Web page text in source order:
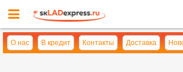
О нас В кредит Контакты Доставка